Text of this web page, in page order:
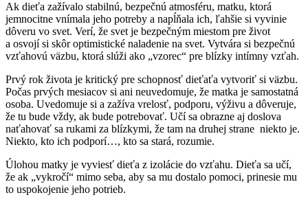
Ak dieťa zažívalo stabilnú, bezpečnú atmosféru, matku, ktorá
jemnocitne vnímala jeho potreby a napĺňala ich, ľahšie si vyvinie
dôveru vo svet. Verí, že svet je bezpečným miestom pre život
a osvojí si skôr optimistické naladenie na svet. Vytvára si bezpečnú
vzťahovú väzbu, ktorá slúži ako „vzorec“ pre blízky intímny vzťah.
Prvý rok života je kritický pre schopnosť dieťaťa vytvoriť si väzbu.
Počas prvých mesiacov si ani neuvedomuje, že matka je samostatná
osoba. Uvedomuje si a zažíva vrelosť, podporu, výživu a dôveruje,
že tu bude vždy, ak bude potrebovať. Učí sa obrazne aj doslova
naťahovať sa rukami za blízkymi, že tam na druhej strane niekto je.
Niekto, kto ich podporí…, kto sa stará, rozumie.
Úlohou matky je vyviesť dieťa z izolácie do vzťahu. Dieťa sa učí,
že ak „vykročí“ mimo seba, aby sa mu dostalo pomoci, prinesie mu
to uspokojenie jeho potrieb.